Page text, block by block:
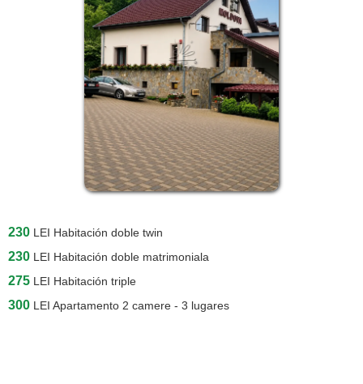
230 LEI Habitación doble twin
230 LEI Habitación doble matrimoniala
275 LEI Habitación triple
300 LEI Apartamento 2 camere - 3 lugares